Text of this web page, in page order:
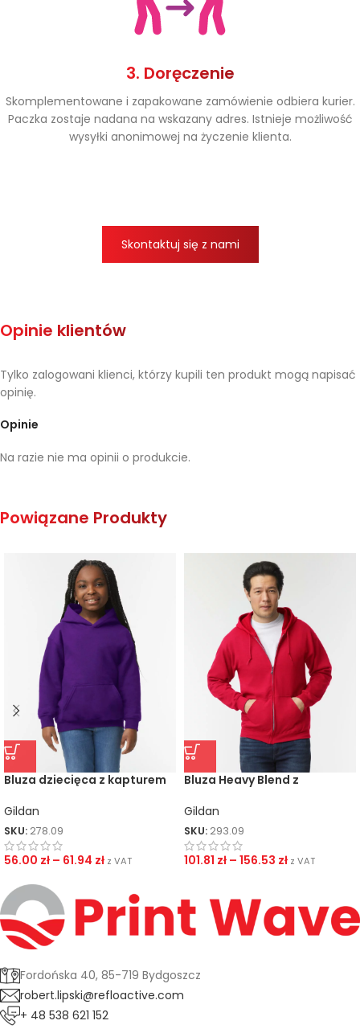
3. Doręczenie
Skomplementowane i zapakowane zamówienie odbiera kurier.
Paczka zostaje nadana na wskazany adres. Istnieje możliwość
wysyłki anonimowej na życzenie klienta.
Skontaktuj się z nami
Opinie klientów
Opinie
Na razie nie ma opinii o produkcie.
Tylko zalogowani klienci, którzy kupili ten produkt mogą napisać
opinię.
Powiązane Produkty
Bluza dziecięca z kapturem
Gildan
SKU: 278.09
56.00 zł – 61.94 zł z VAT
Bluza Heavy Blend z
Gildan
SKU: 293.09
101.81 zł – 156.53 zł z VAT
Fordońska 40, 85-719 Bydgoszcz
robert.lipski@refloactive.com
+ 48 538 621 152